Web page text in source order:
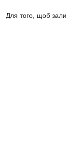
Для того, щоб